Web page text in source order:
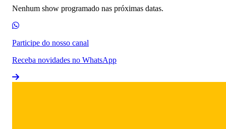
Nenhum show programado nas próximas datas.
Participe do nosso canal
Receba novidades no WhatsApp